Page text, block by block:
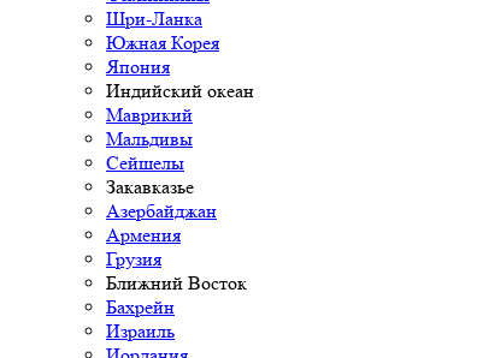
Шри-Ланка
Южная Корея
Япония
Индийский океан
Маврикий
Мальдивы
Сейшелы
Закавказье
Азербайджан
Армения
Грузия
Ближний Восток
Бахрейн
Израиль